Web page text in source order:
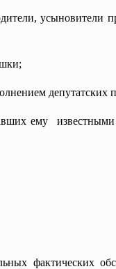
усыновители
депутатских
ему
фактических